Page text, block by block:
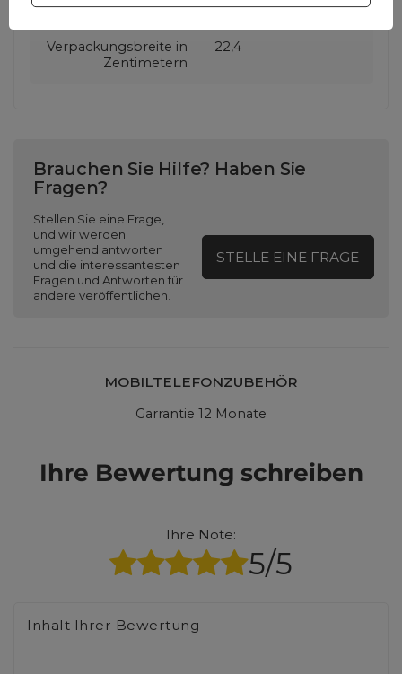
Verpackungsbreite in
Zentimetern
22,4
Brauchen Sie Hilfe? Haben Sie
Fragen?
Stellen Sie eine Frage,
und wir werden
umgehend antworten
und die interessantesten
Fragen und Antworten für
andere veröffentlichen.
STELLE EINE FRAGE
MOBILTELEFONZUBEHÖR
Garrantie 12 Monate
Ihre Bewertung schreiben
Ihre Note:
5/5
Inhalt Ihrer Bewertung